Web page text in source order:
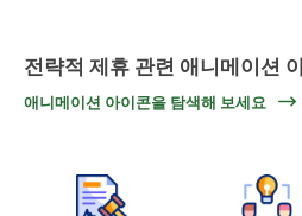
전략적 제휴 관련 애니메이션
애니메이션 아이콘을 탐색해 보세요